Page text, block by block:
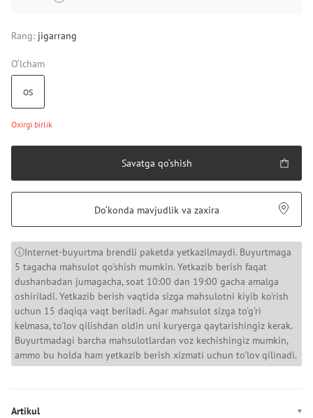
Rang: jigarrang
O‘lcham
OS
Oxirgi birlik
Savatga qo‘shish
Do‘konda mavjudlik va zaxira
ⓘInternet-buyurtma brendli paketda yetkazilmaydi. Buyurtmaga
5 tagacha mahsulot qo'shish mumkin. Yetkazib berish faqat
dushanbadan jumagacha, soat 10:00 dan 19:00 gacha amalga
oshiriladi. Yetkazib berish vaqtida sizga mahsulotni kiyib ko'rish
uchun 15 daqiqa vaqt beriladi. Agar mahsulot sizga to'g'ri
kelmasa, to'lov qilishdan oldin uni kuryerga qaytarishingiz kerak.
Buyurtmadagi barcha mahsulotlardan voz kechishingiz mumkin,
ammo bu holda ham yetkazib berish xizmati uchun to'lov qilinadi.
Artikul